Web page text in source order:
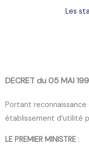
Les
DECRET du 05 MAI
Portant reconnaissance
établissement d’utilité
LE PREMIER MINISTRE :